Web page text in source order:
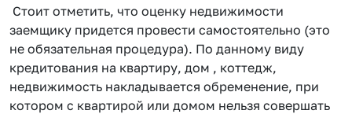
Стоит отметить, что оценку недвижимости
заемщику придется провести самостоятельно (это
не обязательная процедура). По данному виду
кредитования на квартиру, дом , коттедж,
недвижимость накладывается обременение, при
котором с квартирой или домом нельзя совершать